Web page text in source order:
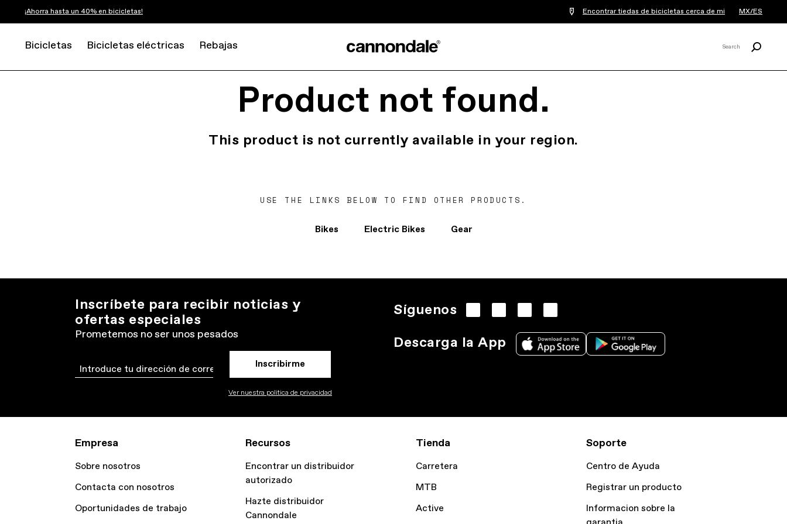
¡Ahorra hasta un 40% en bicicletas! Encontrar tiedas de bicicletas cerca de mi MX/ES
Bicicletas Bicicletas eléctricas Rebajas Search
Product not found.
This product is not currently available in your region.
USE THE LINKS BELOW TO FIND OTHER PRODUCTS.
Bikes Electric Bikes Gear
Inscríbete para recibir noticias y
ofertas especiales
Prometemos no ser unos pesados
Email Inscribirme
Ver nuestra politica de privacidad
Síguenos
Descarga la App
Empresa
Sobre nosotros
Contacta con nosotros
Oportunidades de trabajo
Recursos
Encontrar un distribuidor
autorizado
Hazte distribuidor
Cannondale
Tienda
Carretera
MTB
Active
Soporte
Centro de Ayuda
Registrar un producto
Informacion sobre la